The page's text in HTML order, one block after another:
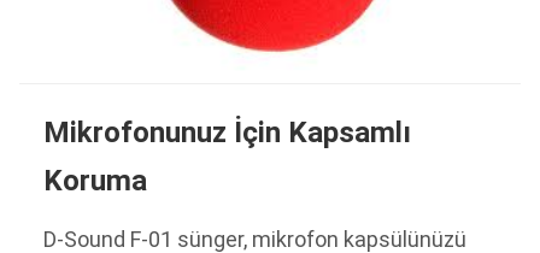
Mikrofonunuz İçin Kapsamlı
Koruma
D-Sound F-01 sünger, mikrofon kapsülünüzü